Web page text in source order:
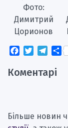
Фото:
Димитрий
Цорионов
Facebook
Twitter
Коментарі
Більше новин